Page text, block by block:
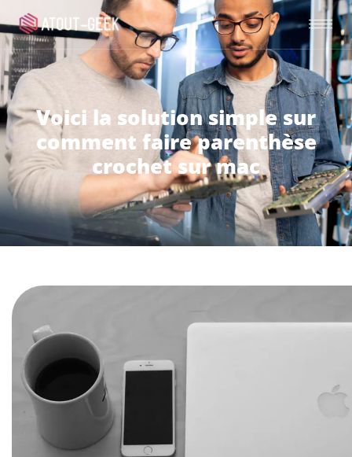
Voici la solution simple sur
comment faire parenthèse
crochet sur mac